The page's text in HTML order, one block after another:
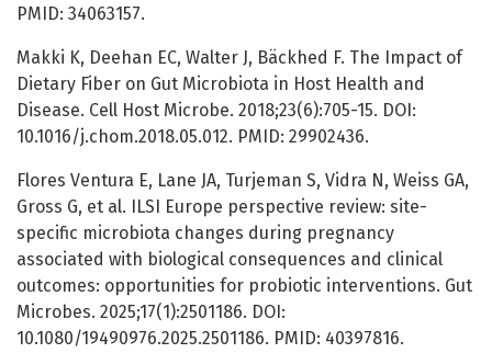
PMID: 34063157.
Makki K, Deehan EC, Walter J, Bäckhed F. The Impact of
Dietary Fiber on Gut Microbiota in Host Health and
Disease. Cell Host Microbe. 2018;23(6):705-15. DOI:
10.1016/j.chom.2018.05.012. PMID: 29902436.
Flores Ventura E, Lane JA, Turjeman S, Vidra N, Weiss GA,
Gross G, et al. ILSI Europe perspective review: site-
specific microbiota changes during pregnancy
associated with biological consequences and clinical
outcomes: opportunities for probiotic interventions. Gut
Microbes. 2025;17(1):2501186. DOI:
10.1080/19490976.2025.2501186. PMID: 40397816.